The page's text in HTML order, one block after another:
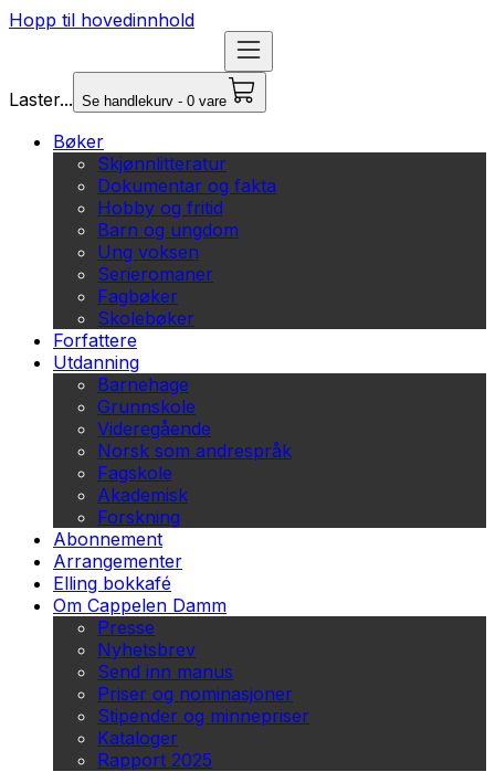
Hopp til hovedinnhold
Laster... Se handlekurv - 0 vare
Bøker
Skjønnlitteratur
Dokumentar og fakta
Hobby og fritid
Barn og ungdom
Ung voksen
Serieromaner
Fagbøker
Skolebøker
Forfattere
Utdanning
Barnehage
Grunnskole
Videregående
Norsk som andrespråk
Fagskole
Akademisk
Forskning
Abonnement
Arrangementer
Elling bokkafé
Om Cappelen Damm
Presse
Nyhetsbrev
Send inn manus
Priser og nominasjoner
Stipender og minnepriser
Kataloger
Rapport 2025